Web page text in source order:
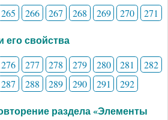
265 266 267 268 269 270 271
свойства
276 277 278 279 280 281
282
287 288 289 290 291 292
раздела «Элементы